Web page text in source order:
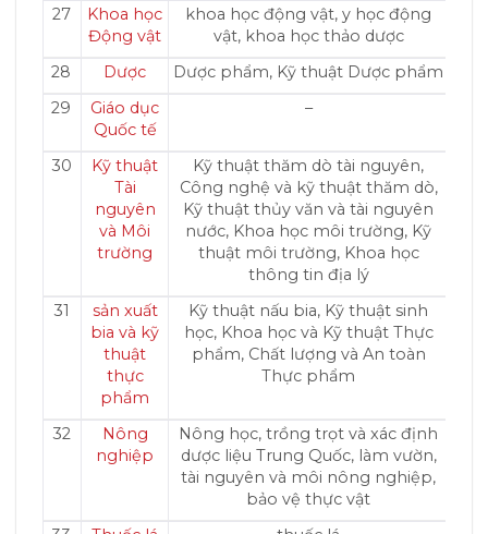
27
Khoa học
Động vật
khoa học động vật, y học động
vật, khoa học thảo dược
28
Dược
Dược phẩm, Kỹ thuật Dược phẩm
29
Giáo dục
Quốc tế
–
30
Kỹ thuật
Tài
nguyên
và Môi
trường
Kỹ thuật thăm dò tài nguyên,
Công nghệ và kỹ thuật thăm dò,
Kỹ thuật thủy văn và tài nguyên
nước, Khoa học môi trường, Kỹ
thuật môi trường, Khoa học
thông tin địa lý
31
sản xuất
bia và kỹ
thuật
thực
phẩm
Kỹ thuật nấu bia, Kỹ thuật sinh
học, Khoa học và Kỹ thuật Thực
phẩm, Chất lượng và An toàn
Thực phẩm
32
Nông
nghiệp
Nông học, trồng trọt và xác định
dược liệu Trung Quốc, làm vườn,
tài nguyên và môi nông nghiệp,
bảo vệ thực vật